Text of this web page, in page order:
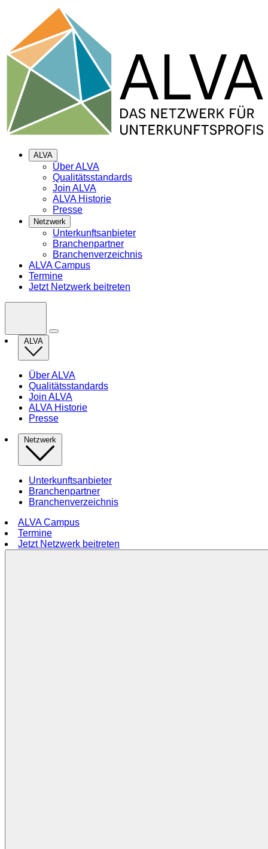
ALVA
Über ALVA
Qualitätsstandards
Join ALVA
ALVA Historie
Presse
Netzwerk
Unterkunftsanbieter
Branchenpartner
Branchenverzeichnis
ALVA Campus
Termine
Jetzt Netzwerk beitreten
ALVA
Über ALVA
Qualitätsstandards
Join ALVA
ALVA Historie
Presse
Netzwerk
Unterkunftsanbieter
Branchenpartner
Branchenverzeichnis
ALVA Campus
Termine
Jetzt Netzwerk beitreten